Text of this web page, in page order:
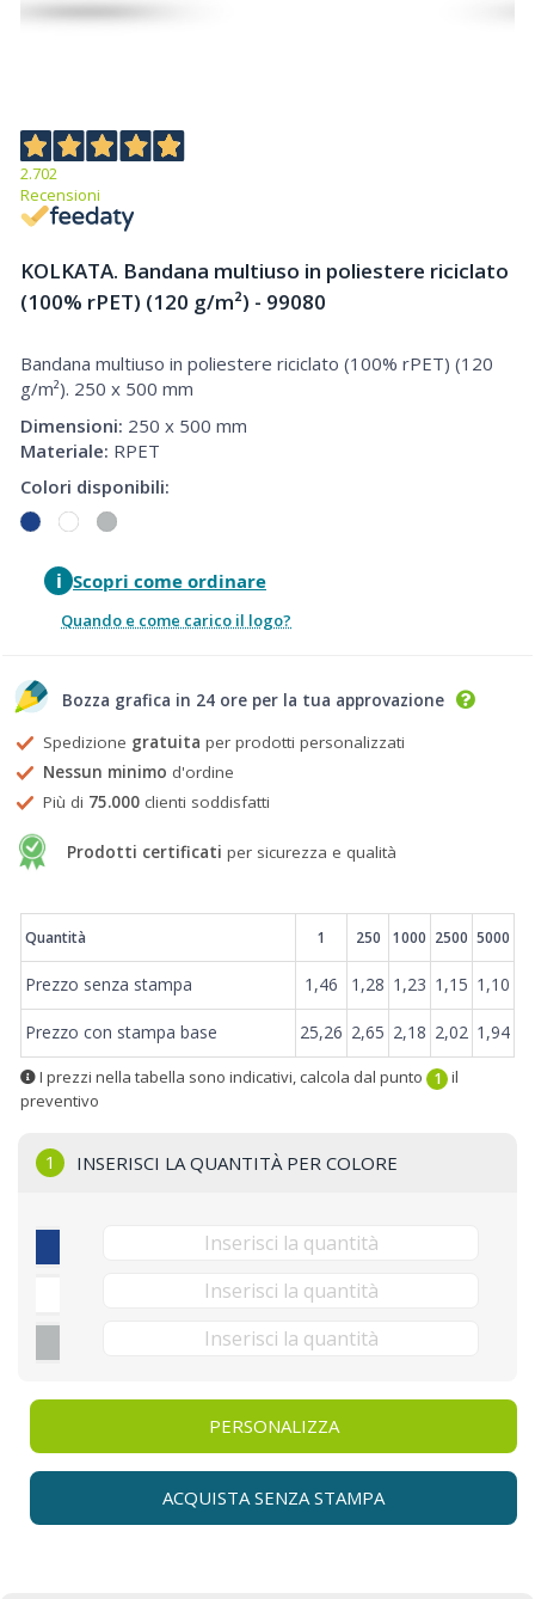
2.702
Recensioni
KOLKATA. Bandana multiuso in poliestere riciclato
(100% rPET) (120 g/m²) - 99080
Bandana multiuso in poliestere riciclato (100% rPET) (120
g/m²). 250 x 500 mm
Dimensioni: 250 x 500 mm
Materiale: RPET
Colori disponibili:
i Scopri come ordinare
Quando e come carico il logo?
Bozza grafica in 24 ore per la tua approvazione
Spedizione gratuita per prodotti personalizzati
Nessun minimo d'ordine
Più di 75.000 clienti soddisfatti
Prodotti certificati per sicurezza e qualità
Prezzi
Quantità 1 250 1000 2500 5000
Prezzo senza stampa 1,46 1,28 1,23 1,15 1,10
Prezzo con stampa base 25,26 2,65 2,18 2,02 1,94
I prezzi nella tabella sono indicativi, calcola dal punto 1 il
preventivo
1 INSERISCI LA QUANTITÀ PER COLORE
PERSONALIZZA
ACQUISTA SENZA STAMPA